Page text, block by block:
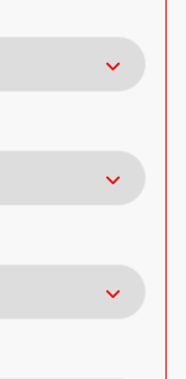
Americké vozy